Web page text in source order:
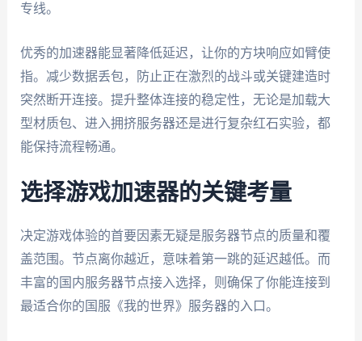
专线。
优秀的加速器能显著降低延迟，让你的方块响应如臂使
指。减少数据丢包，防止正在激烈的战斗或关键建造时
突然断开连接。提升整体连接的稳定性，无论是加载大
型材质包、进入拥挤服务器还是进行复杂红石实验，都
能保持流程畅通。
选择游戏加速器的关键考量
决定游戏体验的首要因素无疑是服务器节点的质量和覆
盖范围。节点离你越近，意味着第一跳的延迟越低。而
丰富的国内服务器节点接入选择，则确保了你能连接到
最适合你的国服《我的世界》服务器的入口。